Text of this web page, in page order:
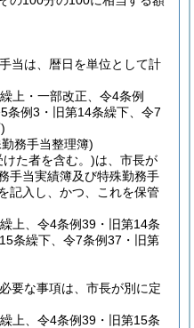
当は、暦日を単位として計
上・一部改正、令4条例
条例3・旧第14条繰下、令7
務手当整理簿)
た者を含む。)は、市長が
手当実績簿及び特殊勤務手
記入し、かつ、これを保管
上、令4条例39・旧第14条
条繰下、令7条例37・旧第
要な事項は、市長が別に定
上、令4条例39・旧第15条